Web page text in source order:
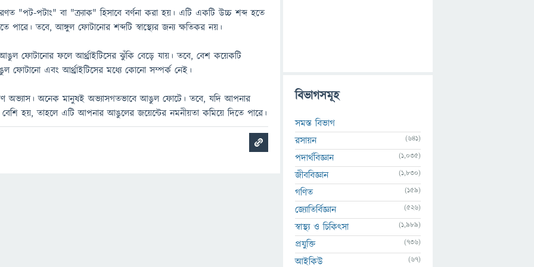
"পট-পটাং" বা "ক্র্যাক" হিসাবে বর্ণনা করা হয়। এটি একটি উচ্চ শব্দ হতে
পারে। তবে, আঙ্গুল ফোটানোর শব্দটি স্বাস্থ্যের জন্য ক্ষতিকর নয়।
ফোটানোর ফলে আর্থ্রাইটিসের ঝুঁকি বেড়ে যায়। তবে, বেশ কয়েকটি
ফোটানো এবং আর্থ্রাইটিসের মধ্যে কোনো সম্পর্ক নেই।
অভ্যাস। অনেক মানুষই অভ্যাসগতভাবে আঙুল ফোটে। তবে, যদি আপনার
হয়, তাহলে এটি আপনার আঙুলের জয়েন্টের নমনীয়তা কমিয়ে দিতে পারে।
বিভাগসমূহ
সমস্ত বিভাগ
রসায়ন
(641)
পদার্থবিজ্ঞান (1,035)
জীববিজ্ঞান (1,830)
গণিত (159)
জ্যোতির্বিজ্ঞান (526)
স্বাস্থ্য ও চিকিৎসা (1,989)
প্রযুক্তি (736)
আইকিউ (67)